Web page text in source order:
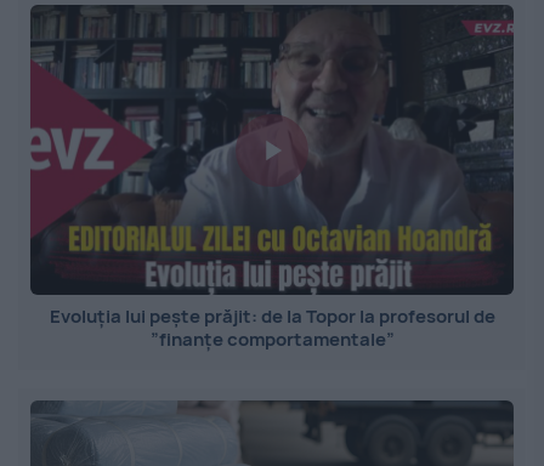
Evoluția lui pește prăjit: de la Topor la profesorul de
”finanțe comportamentale”